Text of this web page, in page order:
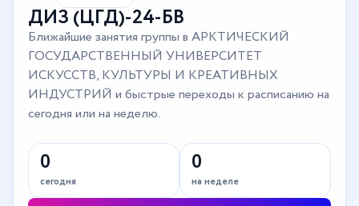
ДИЗ (ЦГД)-24-БВ
Ближайшие занятия группы в АРКТИЧЕСКИЙ
ГОСУДАРСТВЕННЫЙ УНИВЕРСИТЕТ
ИСКУССТВ, КУЛЬТУРЫ И КРЕАТИВНЫХ
ИНДУСТРИЙ и быстрые переходы к расписанию на
сегодня или на неделю.
0
сегодня
0
на неделе